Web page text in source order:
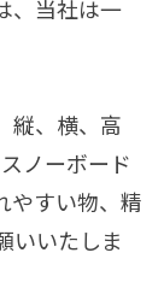
、当社は一
縦、横、高
ノーボード
やすい物、精
いいたしま